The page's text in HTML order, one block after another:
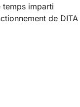
temps imparti
de DITA